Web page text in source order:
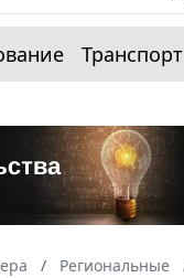
Транспорт
Региональные